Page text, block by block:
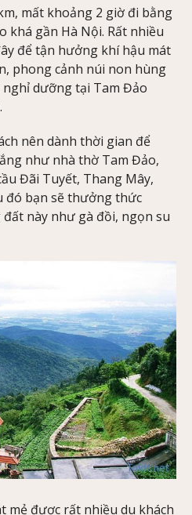
mất khoảng 2 giờ đi bằng
khá gần Hà Nội. Rất nhiều
để tận hưởng khí hậu mát
phong cảnh núi non hùng
dưỡng tại Tam Đảo
nên dành thời gian để
như nhà thờ Tam Đảo,
Đãi Tuyết, Thang Mây,
đó bạn sẽ thưởng thức
này như gà đồi, ngọn su
mẻ được rất nhiều du khách